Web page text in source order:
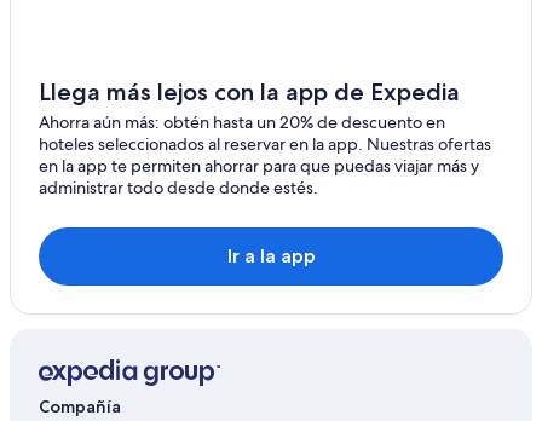
Llega más lejos con la app de Expedia
Ahorra aún más: obtén hasta un 20% de descuento en
hoteles seleccionados al reservar en la app. Nuestras ofertas
en la app te permiten ahorrar para que puedas viajar más y
administrar todo desde donde estés.
Ir a la app
Compañía